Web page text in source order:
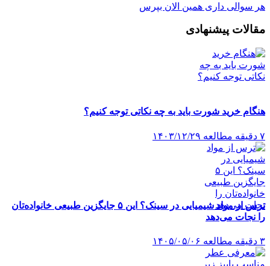
هر سوالی داری همین الان بپرس
مقالات پیشنهادی
هنگام خرید شورت باید به چه نکاتی توجه کنیم؟
۷ دقیقه مطالعه ۱۴۰۳/۱۲/۲۹
ترس از مواد شیمیایی در سینک؟ این ۵ جایگزین طبیعی خانواده‌تان
را نجات می‌دهد
۳ دقیقه مطالعه ۱۴۰۵/۰۵/۰۶